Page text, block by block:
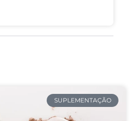
SUPLEMENTAÇÃO